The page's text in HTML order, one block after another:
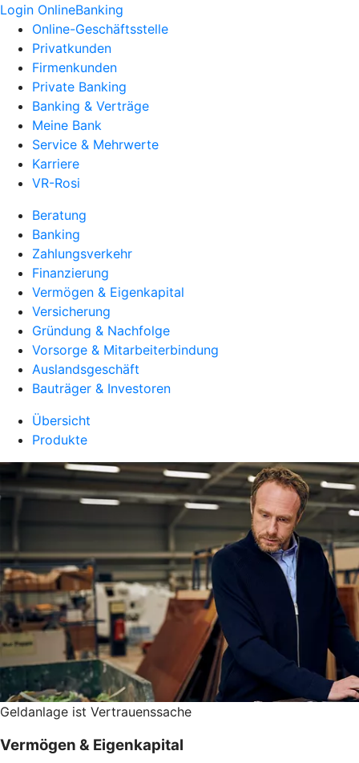
Login OnlineBanking
Online-Geschäftsstelle
Privatkunden
Firmenkunden
Private Banking
Banking & Verträge
Meine Bank
Service & Mehrwerte
Karriere
VR-Rosi
Beratung
Banking
Zahlungsverkehr
Finanzierung
Vermögen & Eigenkapital
Versicherung
Gründung & Nachfolge
Vorsorge & Mitarbeiterbindung
Auslandsgeschäft
Bauträger & Investoren
Übersicht
Produkte
Geldanlage ist Vertrauenssache
Vermögen & Eigenkapital